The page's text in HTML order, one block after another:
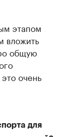
этапом
вложить
общую
очень
для